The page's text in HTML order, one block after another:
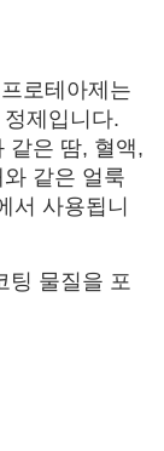
로테아제는
제입니다.
같은 땀, 혈액,
같은 얼룩
서 사용됩니
팅 물질을 포